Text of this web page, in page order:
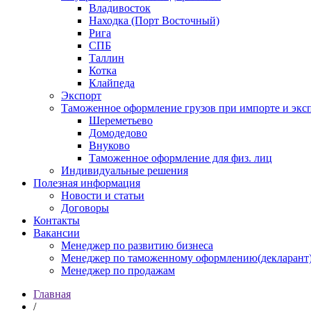
Владивосток
Находка (Порт Восточный)
Рига
СПБ
Таллин
Котка
Клайпеда
Экспорт
Таможенное оформление грузов при импорте и
Шереметьево
Домодедово
Внуково
Таможенное оформление для физ. лиц
Индивидуальные решения
Полезная информация
Новости и статьи
Договоры
Контакты
Вакансии
Менеджер по развитию бизнеса
Менеджер по таможенному
Менеджер по продажам
Главная
/